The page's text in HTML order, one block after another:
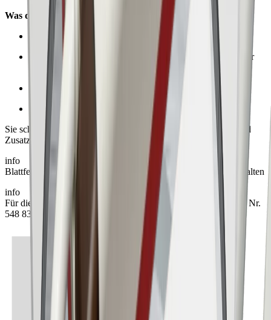
Was die Zoruna® Junior so besonders macht:
Nur 30 mm Einbautiefe ideal bei engen Platzverhältnissen
Direkter Anschluss an 230V, kein Trafo = kein zusätzlicher
Aufwand
Direkt Einbau ins Holz möglich
Komplette Leuchte halogenfrei
Sie schafft Raum, wo sonst keiner ist und spart Zeit, Nerven und
Zusatzkosten.
info
Blattfedern montiert, Federklammern für Austausch im Set enthalten
info
Für die Dimmfunktion empfehlen wir den Einsatz von ELDAS Nr.
548 832 000